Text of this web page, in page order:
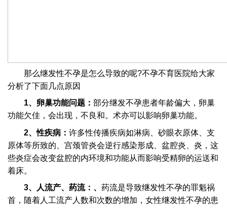
那么继发性不孕是怎么导致的呢?不孕不育医院给大家
分析了下面几点原因
1、卵巢功能问题：部分继发不孕患者年龄偏大，卵巢
功能欠佳，会出现，不良和。术亦可以影响卵巢功能。
2、性疾病：许多性传播疾病如淋病、砂眼衣原体、支
原体等所致的、宫颈管炎会逆行感染形成、盆腔炎、炎，这
些炎症会改变盆腔的内环境和功能从而影响受精卵的运送和
着床。
3、人流产、药流：、药流是导致继发性不孕的罪魁祸
首，随着人工流产人数和次数的增加，女性继发性不孕的患